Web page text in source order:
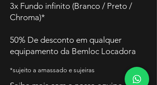
3x Fundo infinito (Branco / Preto /
Chroma)*
50% De desconto em qualquer
equipamento da Bemloc Locadora
*sujeito a amassado e sujeiras